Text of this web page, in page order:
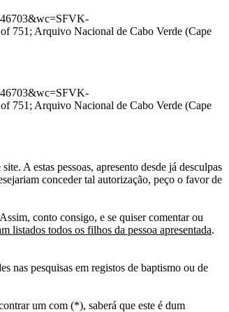
751; Arquivo Nacional de Cabo Verde (Cape
751; Arquivo Nacional de Cabo Verde (Cape
A estas pessoas, apresento desde já desculpas
conceder tal autorização, peço o favor de
conto consigo, e se quiser comentar ou
listados todos os filhos da pessoa apresentada.
nas pesquisas em registos de baptismo ou de
um com (*), saberá que este é dum